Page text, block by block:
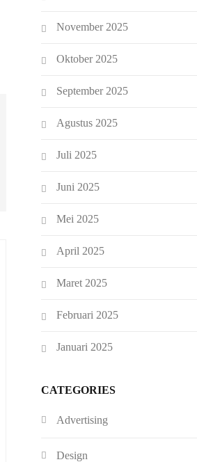
November 2025
Oktober 2025
September 2025
Agustus 2025
Juli 2025
Juni 2025
Mei 2025
April 2025
Maret 2025
Februari 2025
Januari 2025
CATEGORIES
Advertising
Design